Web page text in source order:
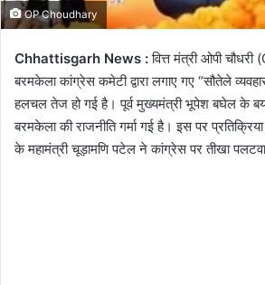
OP Choudhary
Chhattisgarh News :वित्त मंत्री ओपी
बरमकेला कांग्रेस कमेटी द्वारा लगाए गए “सौतेले
हलचल तेज हो गई है। पूर्व मुख्यमंत्री भूपेश बघेल के
बरमकेला की राजनीति गर्मा गई है। इस पर
के महामंत्री चूड़ामणि पटेल ने कांग्रेस पर तीखा